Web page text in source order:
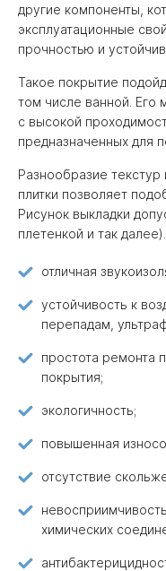
другие компоненты,
эксплуатационные
прочностью и
Такое покрытие
том числе ванной. Его
с высокой
предназначенных для
Разнообразие
плитки позволяет
Рисунок выкладки
плетенкой и так
отличная
устойчивость к
перепадам,
простота ремонта
покрытия;
экологичность;
повышенная
отсутствие
химических